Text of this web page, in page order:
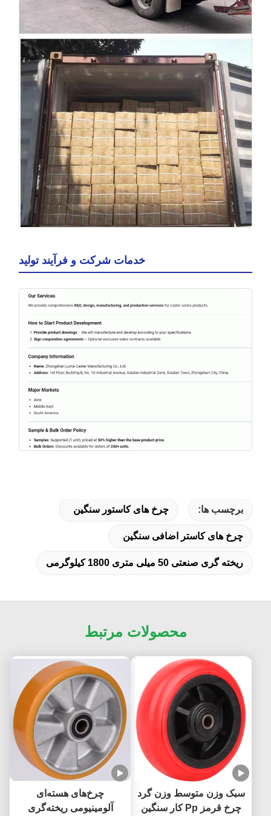
خدمات شرکت و فرآیند تولید
برچسب ها: چرخ های کاستور سنگین
چرخ های کاستر اضافی سنگین
ریخته گری صنعتی 50 میلی متری 1800 کیلوگرمی
محصولات مرتبط
سبک وزن متوسط وزن گرد
چرخ قرمز Pp کار سنگین
چرخ‌های هسته‌ای
آلومینیومی ریخته‌گری